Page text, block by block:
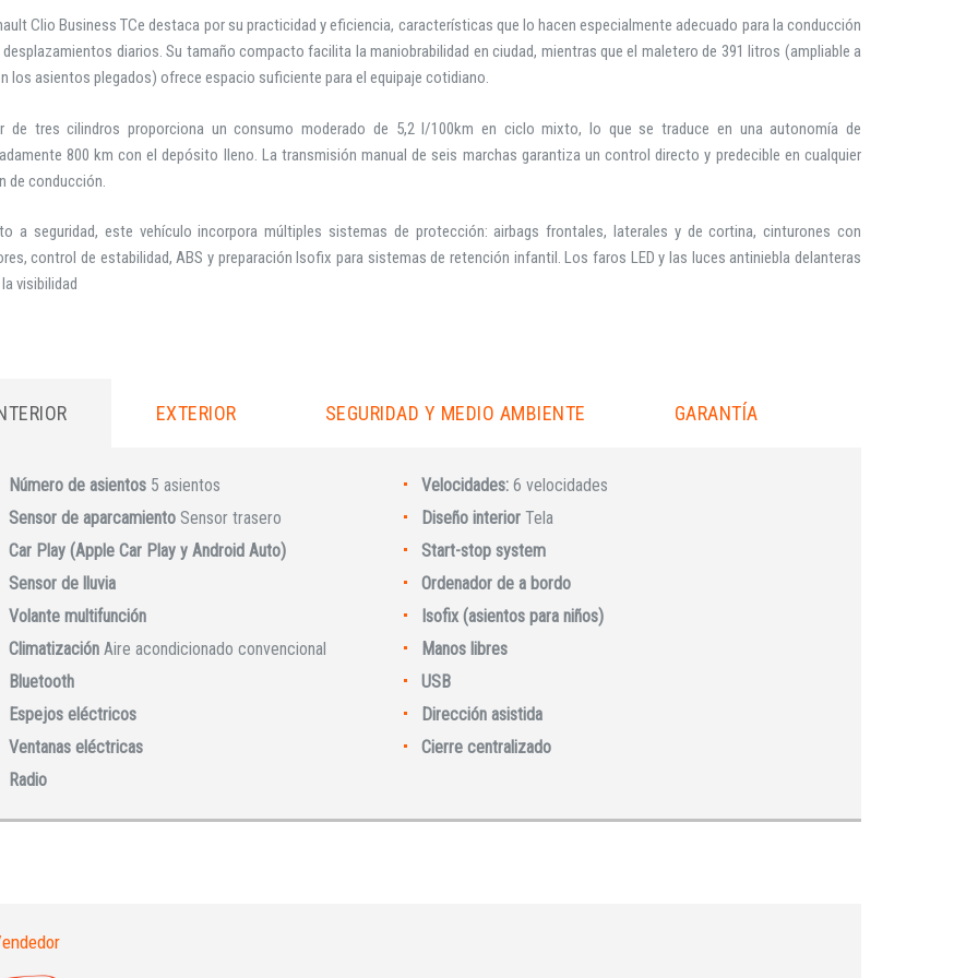
Clio Business TCe destaca por su practicidad y eficiencia, características que lo hacen especialmente adecuado para la conducción
desplazamientos diarios. Su tamaño compacto facilita la maniobrabilidad en ciudad, mientras que el maletero de 391 litros (ampliable a
los asientos plegados) ofrece espacio suficiente para el equipaje cotidiano.
de tres cilindros proporciona un consumo moderado de 5,2 l/100km en ciclo mixto, lo que se traduce en una autonomía de
800 km con el depósito lleno. La transmisión manual de seis marchas garantiza un control directo y predecible en cualquier
de conducción.
a seguridad, este vehículo incorpora múltiples sistemas de protección: airbags frontales, laterales y de cortina, cinturones con
control de estabilidad, ABS y preparación Isofix para sistemas de retención infantil. Los faros LED y las luces antiniebla delanteras
visibilidad
EXTERIOR SEGURIDAD Y MEDIO AMBIENTE GARANTÍA
Número de asientos 5 asientos Velocidades: 6 velocidades
Sensor de aparcamiento Sensor trasero Diseño interior Tela
Car Play (Apple Car Play y Android Auto)
Start-stop system
Sensor de lluvia
Ordenador de a bordo
Volante multifunción
Isofix (asientos para niños)
Climatización Aire acondicionado convencional
Manos libres
Bluetooth
USB
Espejos eléctricos
Dirección asistida
Ventanas eléctricas
Cierre centralizado
Radio